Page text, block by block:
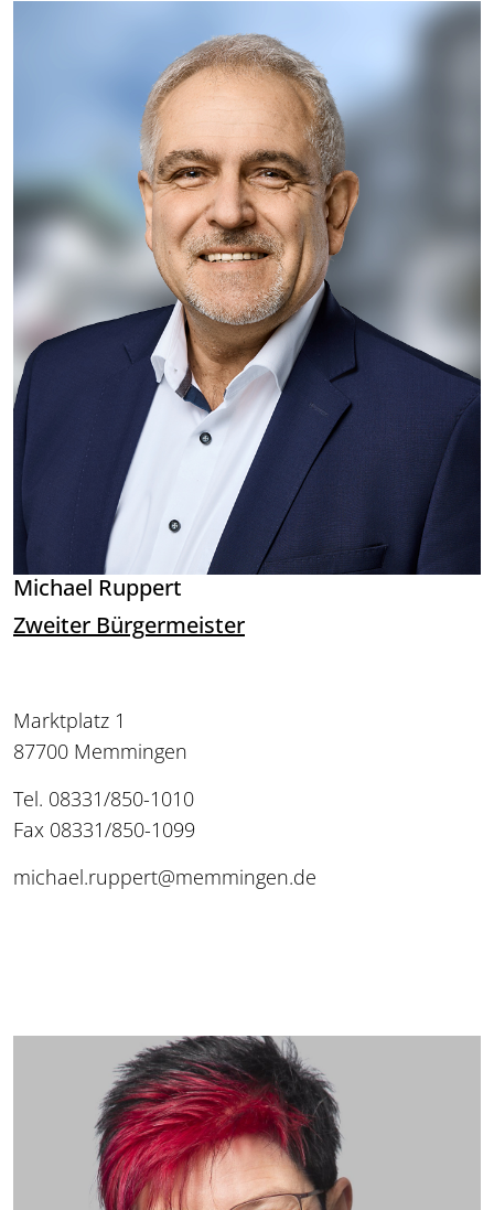
Michael Ruppert
Zweiter Bürgermeister
Marktplatz 1
87700 Memmingen
Tel. 08331/850-1010
Fax 08331/850-1099
michael.ruppert@memmingen.de